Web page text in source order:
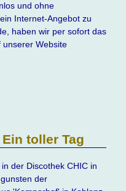
und ohne
Internet-Angebot zu
haben wir per sofort das
unserer Website
toller Tag
der Discothek CHIC in
der